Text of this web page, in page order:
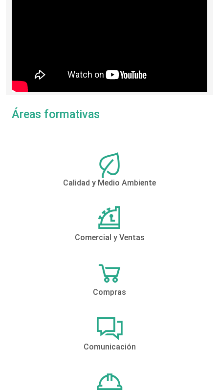
Áreas formativas
Calidad y Medio Ambiente
Comercial y Ventas
Compras
Comunicación